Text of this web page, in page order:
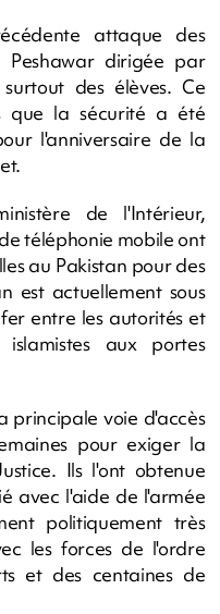
attaque des
dirigée par
des élèves. Ce
que la sécurité a été
l'anniversaire de la
de l'Intérieur,
téléphonie mobile ont
au Pakistan pour des
est actuellement sous
entre les autorités et
aux portes
principale voie d'accès
pour exiger la
Ils l'ont obtenue
avec l'aide de l'armée
politiquement très
les forces de l'ordre
et des centaines de